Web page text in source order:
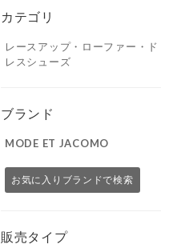
カテゴリ
レースアップ・ローファー・ド
レスシューズ
ブランド
MODE ET JACOMO
お気に入りブランドで検索
販売タイプ